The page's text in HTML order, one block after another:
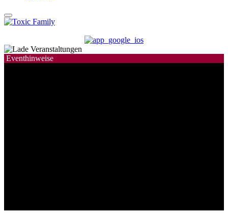
Eventhinweise